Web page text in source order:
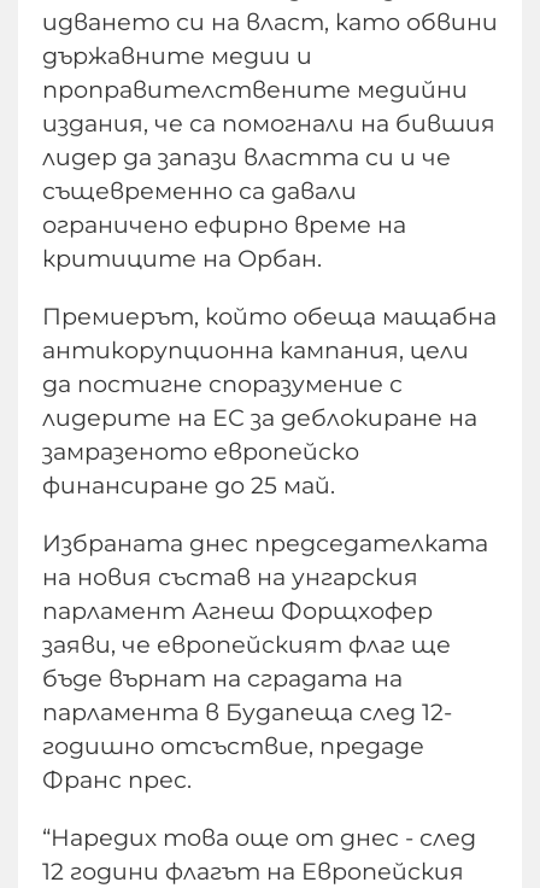
идването си на власт, като обвини
държавните медии и
проправителствените медийни
издания, че са помогнали на бившия
лидер да запази властта си и че
същевременно са давали
ограничено ефирно време на
критиците на Орбан.
Премиерът, който обеща мащабна
антикорупционна кампания, цели
да постигне споразумение с
лидерите на ЕС за деблокиране на
замразеното европейско
финансиране до 25 май.
Избраната днес председателката
на новия състав на унгарския
парламент Агнеш Форщхофер
заяви, че европейският флаг ще
бъде върнат на сградата на
парламента в Будапеща след 12-
годишно отсъствие, предаде
Франс прес.
“Наредих това още от днес - след
12 години флагът на Европейския